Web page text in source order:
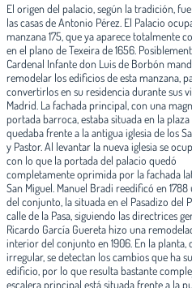
El origen del palacio, según la tradición,
las casas de Antonio Pérez. El Palacio
manzana 175, que ya aparece totalmente
en el plano de Texeira de 1656.
Cardenal Infante don Luis de Borbón
remodelar los edificios de esta manzana,
convertirlos en su residencia durante sus
Madrid. La fachada principal, con una
portada barroca, estaba situada en la plaza
quedaba frente a la antigua iglesia de los
y Pastor. Al levantar la nueva iglesia se
con lo que la portada del palacio quedó
completamente oprimida por la fachada
San Miguel. Manuel Bradi reedificó en
del conjunto, la situada en el Pasadizo del
calle de la Pasa, siguiendo las directrices
Ricardo García Guereta hizo una
interior del conjunto en 1906. En la planta,
irregular, se detectan los cambios que ha
edificio, por lo que resulta bastante
escalera principal está situada frente a la